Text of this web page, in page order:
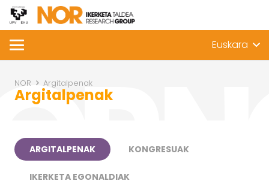
Euskara
NOR Argitalpenak
Argitalpenak
ARGITALPENAK KONGRESUAK
IKERKETA EGONALDIAK